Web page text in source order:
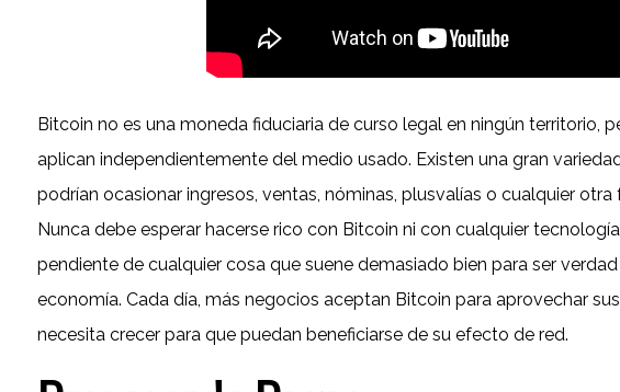
Bitcoin no es una moneda fiduciaria de curso legal en ningún territorio,
aplican independientemente del medio usado. Existen una gran
podrían ocasionar ingresos, ventas, nóminas, plusvalías o cualquier
Nunca debe esperar hacerse rico con Bitcoin ni con cualquier
pendiente de cualquier cosa que suene demasiado bien para ser
economía. Cada día, más negocios aceptan Bitcoin para aprovechar
necesita crecer para que puedan beneficiarse de su efecto de red.